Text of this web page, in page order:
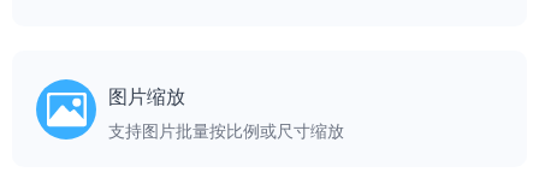
图片缩放
支持图片批量按比例或尺寸缩放